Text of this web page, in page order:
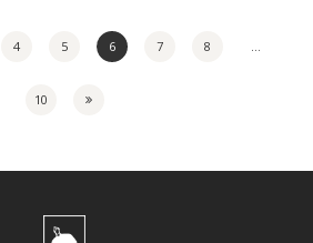
4 5 6 7 8
10